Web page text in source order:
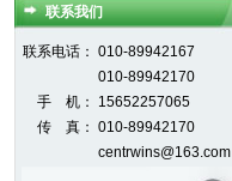
联系我们
联系电话： 010-89942167
010-89942170
手 机：
15652257065
传 真： 010-89942170
centrwins@163.com